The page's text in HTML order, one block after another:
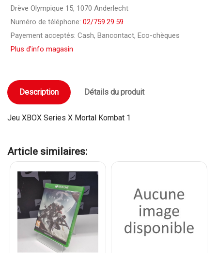
Drève Olympique 15, 1070 Anderlecht
Numéro de téléphone:02/759.29.59
Payement acceptés: Cash, Bancontact, Eco-chèques
Plus d'info magasin
Description Détails du produit
Jeu XBOX Series X Mortal Kombat 1
Article similaires: